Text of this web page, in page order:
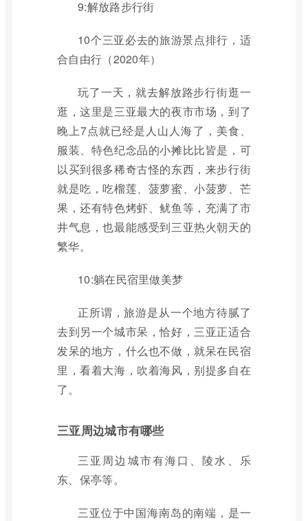
9:解放路步行街
10个三亚必去的旅游景点排行，适
合自由行（2020年）
玩了一天，就去解放路步行街逛一
逛，这里是三亚最大的夜市市场，到了
晚上7点就已经是人山人海了，美食、
服装、特色纪念品的小摊比比皆是，可
以买到很多稀奇古怪的东西，来步行街
就是吃，吃榴莲、菠萝蜜、小菠萝、芒
果，还有特色烤虾、鱿鱼等，充满了市
井气息，也最能感受到三亚热火朝天的
繁华。
10:躺在民宿里做美梦
正所谓，旅游是从一个地方待腻了
去到另一个城市呆，恰好，三亚正适合
发呆的地方，什么也不做，就呆在民宿
里，看着大海，吹着海风，别提多自在
了。
三亚周边城市有哪些
三亚周边城市有海口、陵水、乐
东、保亭等。
三亚位于中国海南岛的南端，是一